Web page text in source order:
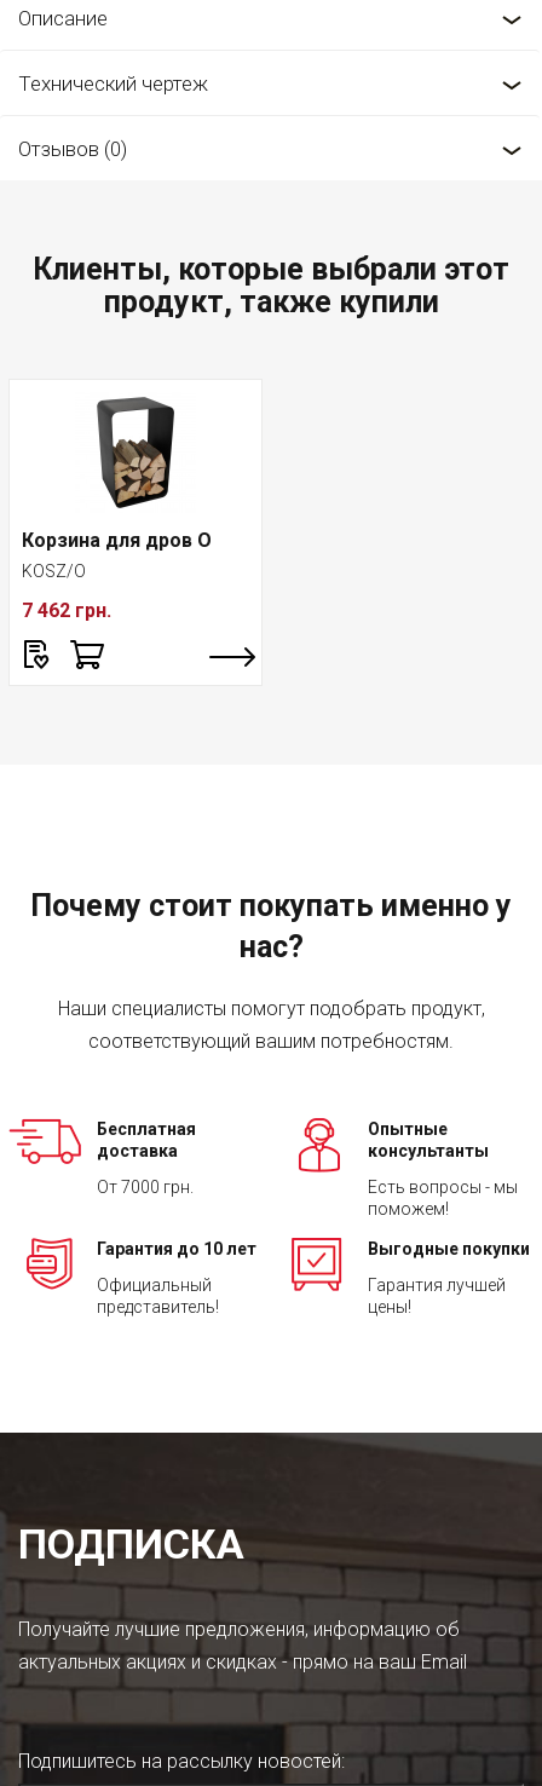
Описание
Технический чертеж
Отзывов (0)
Клиенты, которые выбрали этот
продукт, также купили
Корзина для дров O
KOSZ/O
7 462 грн.
Почему стоит покупать именно у
нас?
Наши специалисты помогут подобрать продукт,
соответствующий вашим потребностям.
Бесплатная
доставка
От 7000 грн.
Опытные
консультанты
Есть вопросы - мы
поможем!
Гарантия до 10 лет
Официальный
представитель!
Выгодные покупки
Гарантия лучшей
цены!
ПОДПИСКА
Получайте лучшие предложения, информацию об
актуальных акциях и скидках - прямо на ваш Email
Подпишитесь на рассылку новостей: